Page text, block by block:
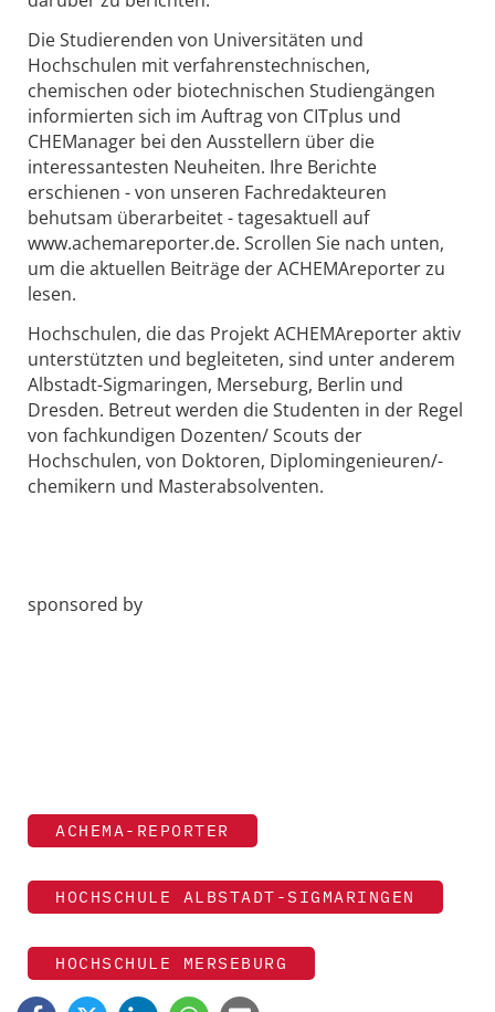
Die Studierenden von Universitäten und
Hochschulen mit verfahrenstechnischen,
chemischen oder biotechnischen Studiengängen
informierten sich im Auftrag von CITplus und
CHEManager bei den Ausstellern über die
interessantesten Neuheiten. Ihre Berichte
erschienen - von unseren Fachredakteuren
behutsam überarbeitet - tagesaktuell auf
www.achemareporter.de. Scrollen Sie nach unten,
um die aktuellen Beiträge der ACHEMAreporter zu
lesen.
Hochschulen, die das Projekt ACHEMAreporter aktiv
unterstützten und begleiteten, sind unter anderem
Albstadt-Sigmaringen, Merseburg, Berlin und
Dresden. Betreut werden die Studenten in der Regel
von fachkundigen Dozenten/ Scouts der
Hochschulen, von Doktoren, Diplomingenieuren/-
chemikern und Masterabsolventen.
sponsored by
ACHEMA-REPORTER
HOCHSCHULE ALBSTADT-SIGMARINGEN
HOCHSCHULE MERSEBURG